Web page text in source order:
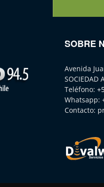
SOBRE
Avenida
SOCIEDAD
Teléfono:
Whatsapp:
Contacto: